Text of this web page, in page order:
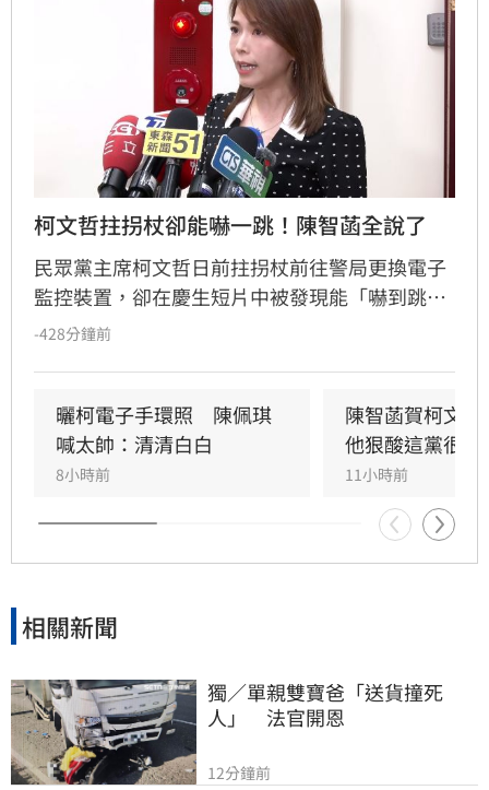
柯文哲拄拐杖卻能嚇一跳！陳智菡全說了
民眾黨主席柯文哲日前拄拐杖前往警局更換電子
監控裝置，卻在慶生短片中被發現能「嚇到跳起
來」，引發外界質疑。民眾黨團主任陳智菡強
示慶生當下的反應僅是直覺動作，網友的酸言酸
語言過其實。
-428分鐘前
曬柯電子手環照　陳佩琪
喊太帥：清清白白
8小時前
陳智菡賀柯文
他狠酸這黨很奇
11小時前
相關新聞
獨／單親雙寶爸「送貨撞死
人」　法官開恩
12分鐘前